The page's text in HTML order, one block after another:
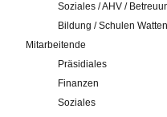
Soziales / AHV /
Bildung / Schulen
Mitarbeitende
Präsidiales
Finanzen
Soziales